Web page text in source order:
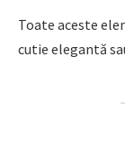
Toate aceste
cutie elegantă